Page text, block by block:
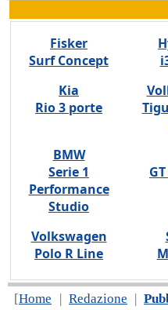
Fisker
Surf Concept
Kia
Rio 3 porte
BMW
Serie 1
Performance
Studio
Volkswagen
Polo R Line
[Home | Redazione |